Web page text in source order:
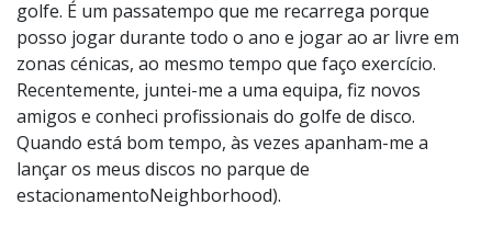
golfe. É um passatempo que me recarrega porque
posso jogar durante todo o ano e jogar ao ar livre em
zonas cénicas, ao mesmo tempo que faço exercício.
Recentemente, juntei-me a uma equipa, fiz novos
amigos e conheci profissionais do golfe de disco.
Quando está bom tempo, às vezes apanham-me a
lançar os meus discos no parque de
estacionamentoNeighborhood).